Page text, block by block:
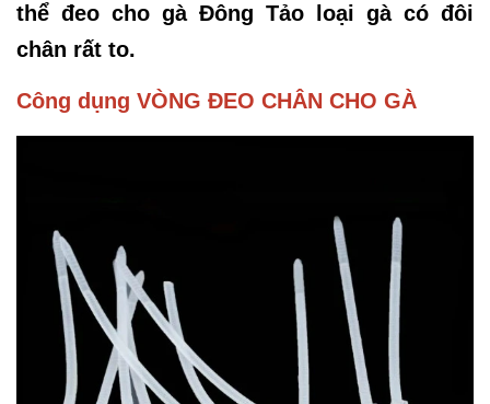
thể đeo cho gà Đông Tảo loại gà có đôi
chân rất to.
Công dụng VÒNG ĐEO CHÂN CHO GÀ